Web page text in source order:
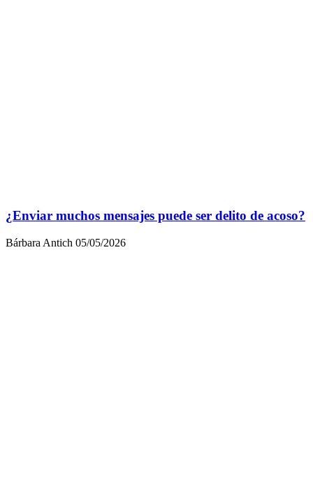
¿Enviar muchos mensajes puede ser delito de acoso?
Bárbara Antich 05/05/2026